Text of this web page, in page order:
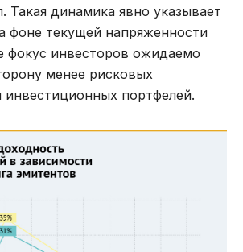
Такая динамика явно указывает
фоне текущей напряженности
фокус инвесторов ожидаемо
менее рисковых
инвестиционных портфелей.